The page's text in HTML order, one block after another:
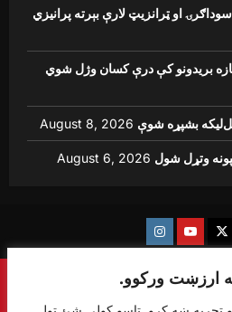
ارزښت ورکوو.
او ټرانزیټ لارې بېرته پرانیزي
بریدونو کې درې کسان وژل شوي
August 8, 2026
وتړل شول August 6, 2026
Twitter
Youtube
Instagram
Copyright © {sharq news